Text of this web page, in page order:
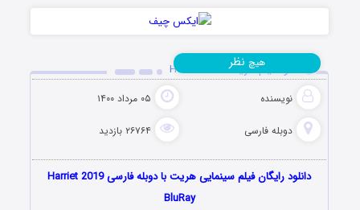
دانلود فیلم هریت Harriet 2019
نویسنده ۰۵ مرداد ۱۴۰۰
دوبله فارسی ۲۶۷۶۴ بازدید
هیچ نظر
دانلود رایگان فیلم سینمایی هریت با دوبله فارسی Harriet 2019
BluRay